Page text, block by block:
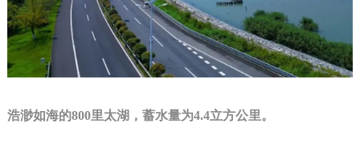
浩渺如海的800里太湖，蓄水量为4.4立方公里。